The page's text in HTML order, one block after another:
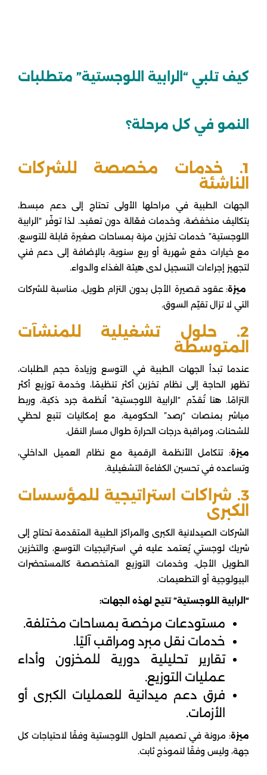
كيف تلبي “الرابية اللوجستية” متطلبات
النمو في كل مرحلة؟
1. خدمات مخصصة للشركات
الناشئة
الجهات الطبية في مراحلها الأولى تحتاج إلى دعم مبسط،
بتكاليف منخفضة، وخدمات فعّالة دون تعقيد. لذا توفّر “الرابية
اللوجستية” خدمات تخزين مرنة بمساحات صغيرة قابلة للتوسع،
مع خيارات دفع شهرية أو ربع سنوية، بالإضافة إلى دعم فني
لتجهيز إجراءات التسجيل لدى هيئة الغذاء والدواء.
ميزة: عقود قصيرة الأجل بدون التزام طويل، مناسبة للشركات
التي لا تزال تقيّم السوق.
2. حلول تشغيلية للمنشآت
المتوسطة
عندما تبدأ الجهات الطبية في التوسع وزيادة حجم الطلبات،
تظهر الحاجة إلى نظام تخزين أكثر تنظيمًا، وخدمة توزيع أكثر
التزامًا. هنا تُقدّم “الرابية اللوجستية” أنظمة جرد ذكية، وربط
مباشر بمنصات “رصد” الحكومية، مع إمكانيات تتبع لحظي
للشحنات، ومراقبة درجات الحرارة طوال مسار النقل.
ميزة: تتكامل الأنظمة الرقمية مع نظام العميل الداخلي،
وتساعده في تحسين الكفاءة التشغيلية.
3. شراكات استراتيجية للمؤسسات
الكبرى
الشركات الصيدلانية الكبرى والمراكز الطبية المتقدمة تحتاج إلى
شريك لوجستي يُعتمد عليه في استراتيجيات التوسع، والتخزين
الطويل الأجل، وخدمات التوزيع المتخصصة كالمستحضرات
البيولوجية أو التطعيمات.
“الرابية اللوجستية” تتيح لهذه الجهات:
مستودعات مرخصة بمساحات مختلفة.
خدمات نقل مبرد ومراقب آليًا.
تقارير تحليلية دورية للمخزون وأداء
عمليات التوزيع.
فرق دعم ميدانية للعمليات الكبرى أو
الأزمات.
ميزة: مرونة في تصميم الحلول اللوجستية وفقًا لاحتياجات كل
جهة، وليس وفقًا لنموذج ثابت.